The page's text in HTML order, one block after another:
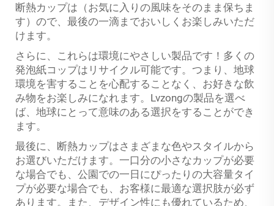
断熱カップは（お気に入りの風味をそのまま保ちま
す）ので、最後の一滴までおいしくお楽しみいただ
けます。
さらに、これらは環境にやさしい製品です！多くの
発泡紙コップはリサイクル可能です。つまり、地球
環境を害することを心配することなく、お好きな飲
み物をお楽しみになれます。Lvzongの製品を選べ
ば、地球にとって意味のある選択をすることができ
ます。
最後に、断熱カップはさまざまな色やスタイルから
お選びいただけます。一口分の小さなカップが必要
な場合でも、公園での一日にぴったりの大容量タイ
プが必要な場合でも、お客様に最適な選択肢が必ず
あります。また、デザイン性にも優れているため、